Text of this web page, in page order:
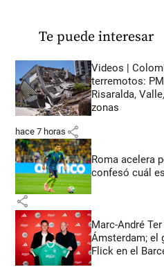
Te puede interesar
Videos |
terremotos:
Risaralda,
zonas
hace 7 horas share
Roma acelera
confesó cuál
share
Marc-André
Ámsterdam; el
Flick en el